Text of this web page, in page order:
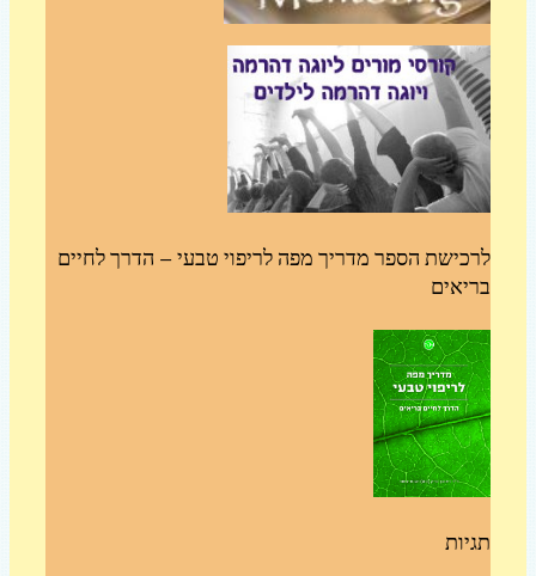
הספר מדריך מפה לריפוי טבעי – הדרך לחיים